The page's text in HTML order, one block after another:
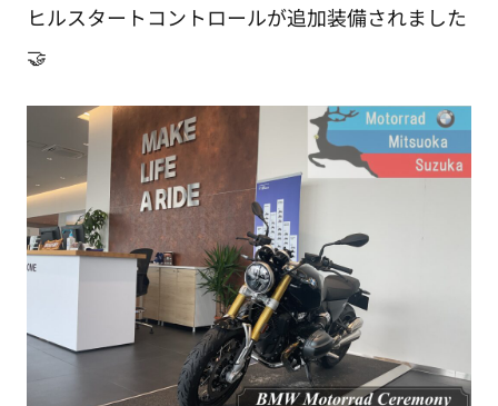
ヒルスタートコントロールが追加装備されました
🤝